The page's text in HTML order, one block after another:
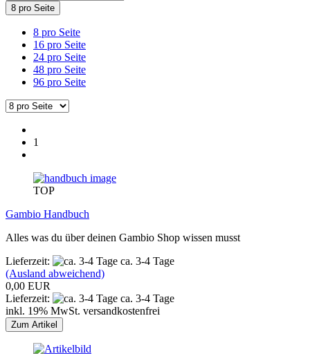
8 pro Seite
8 pro Seite
16 pro Seite
24 pro Seite
48 pro Seite
96 pro Seite
1
TOP
Gambio Handbuch
Alles was du über deinen Gambio Shop wissen musst
Lieferzeit:
ca. 3-4 Tage
(Ausland abweichend)
0,00 EUR
Lieferzeit:
ca. 3-4 Tage
inkl. 19% MwSt. versandkostenfrei
Zum Artikel